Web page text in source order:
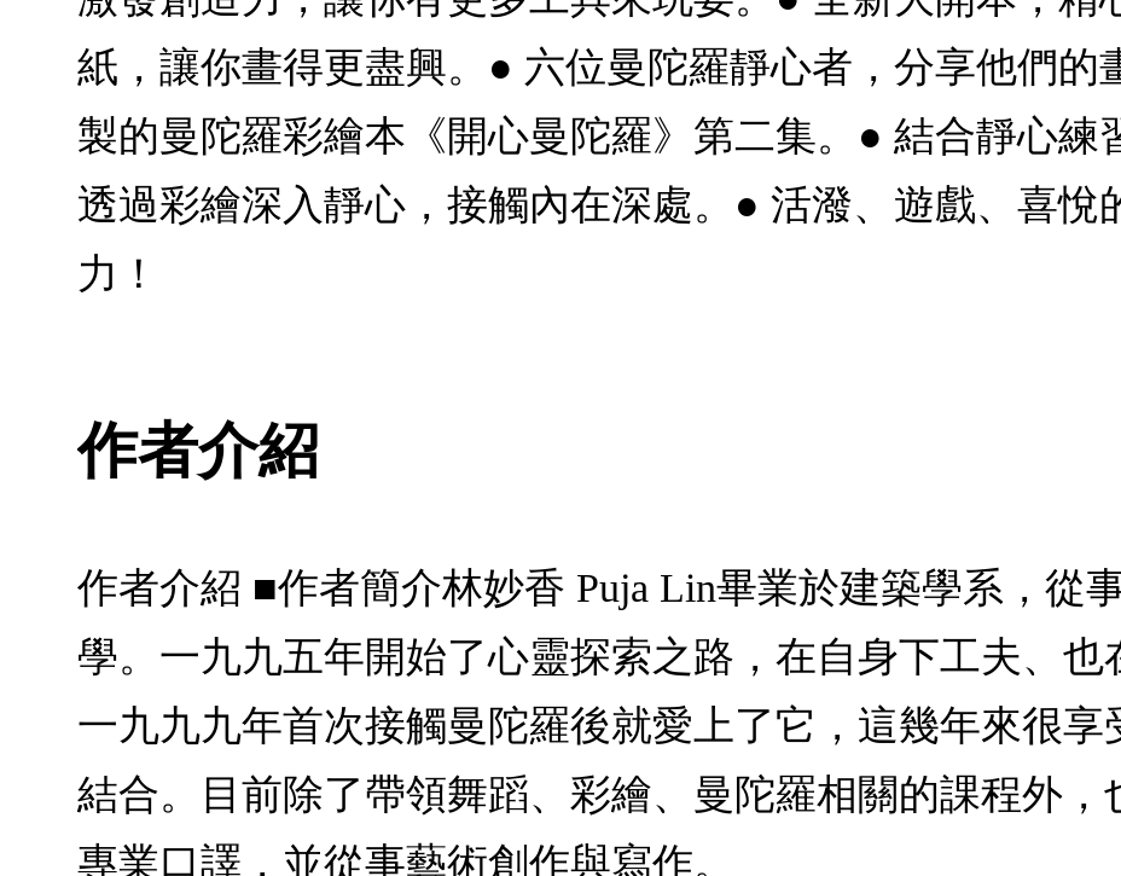
紙，讓你畫得更盡興。● 六位曼陀羅靜心者，分享他們的
製的曼陀羅彩繪本《開心曼陀羅》第二集。● 結合靜心練
透過彩繪深入靜心，接觸內在深處。● 活潑、遊戲、喜悅
力！
作者介紹
作者介紹 ■作者簡介林妙香 Puja Lin畢業於建築學系，從
學。一九九五年開始了心靈探索之路，在自身下工夫、也
一九九九年首次接觸曼陀羅後就愛上了它，這幾年來很
結合。目前除了帶領舞蹈、彩繪、曼陀羅相關的課程外，
專業口譯，並從事藝術創作與寫作。